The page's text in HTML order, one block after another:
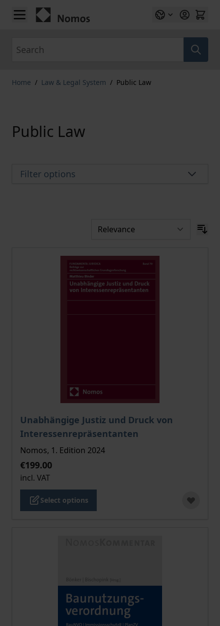
Skip to Content
Home / Law & Legal System / Public Law
Public Law
Filter options
Unabhängige Justiz und Druck von
Interessenrepräsentanten
The price depends on the options chosen on the
Nomos, 1. Edition 2024
€199.00
incl. VAT
Select options